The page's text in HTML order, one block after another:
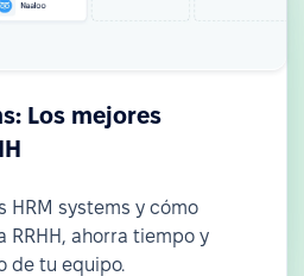
Los mejores
HRM systems y cómo
RRHH, ahorra tiempo y
de tu equipo.